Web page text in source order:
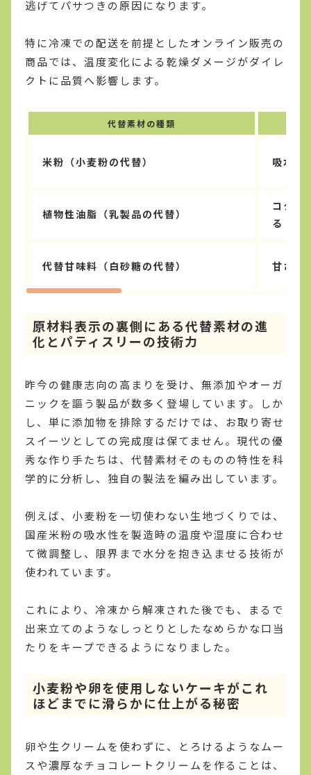
逃げてパサつきの原因になります。
特に冷凍での配送を前提としたオンライン販売の
商品では、温度変化による乾燥ダメージがダイレ
クトに品質へ影響します。
代替素材の種類
米粉（小麦粉の代替） 吸水率
植物性油脂（乳製品の代替）
コクが
る
代替甘味料（白砂糖の代替） 甘さの
原材料表示の裏側にある代替素材の進
化とパティスリーの技術力
昨今の健康志向の高まりを受け、無添加やオーガ
ニックを謳う製品が数多く登場しています。しか
し、単に添加物を排除するだけでは、お取り寄せ
スイーツとしての完成度は保てません。現代の優
秀な作り手たちは、代替素材そのものの特性を科
学的に分析し、独自の製法を編み出しています。
例えば、小麦粉を一切使わない生地づくりでは、
国産米粉の吸水性を製造時の温度や湿度に合わせ
て微調整し、限界まで水分を抱き込ませる技術が
使われています。
これにより、冷凍から解凍された後でも、まるで
出来立てのようなしっとりとしたなめらかな口当
たりをキープできるようになりました。
小麦粉や卵を使用しないケーキがこれ
ほどまでに滑らかに仕上がる秘密
卵や生クリームを使わずに、とろけるようなムー
スや濃厚なチョコレートクリームを作ることは、